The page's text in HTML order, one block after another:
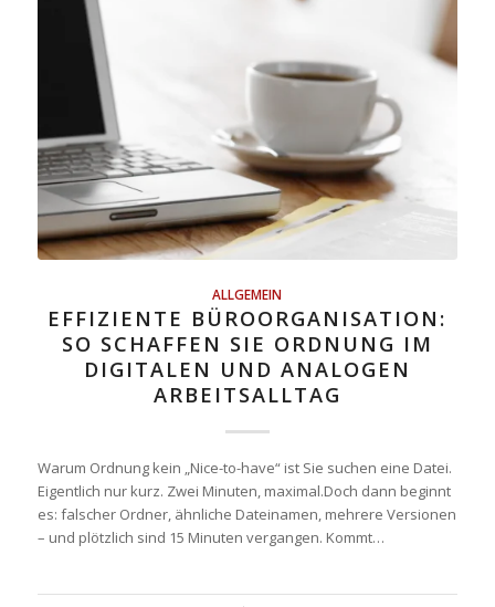
ALLGEMEIN
EFFIZIENTE BÜROORGANISATION:
SO SCHAFFEN SIE ORDNUNG IM
DIGITALEN UND ANALOGEN
ARBEITSALLTAG
Warum Ordnung kein „Nice-to-have“ ist Sie suchen eine Datei.
Eigentlich nur kurz. Zwei Minuten, maximal.Doch dann beginnt
es: falscher Ordner, ähnliche Dateinamen, mehrere Versionen
– und plötzlich sind 15 Minuten vergangen. Kommt…